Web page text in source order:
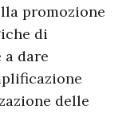
promozione
di
dare
delle